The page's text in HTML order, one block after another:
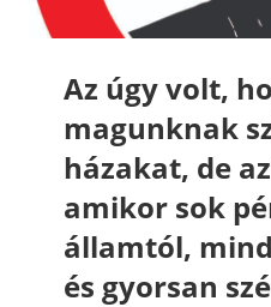
Az úgy volt,
magunknak
házakat, de
amikor sok
államtól,
és gyorsan